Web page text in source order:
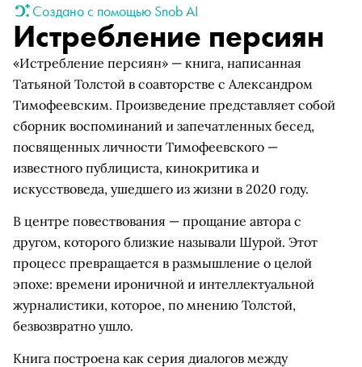
Создано с помощью Snob AI
Истребление персиян
«Истребление персиян» — книга, написанная
Татьяной Толстой в соавторстве с Александром
Тимофеевским. Произведение представляет собой
сборник воспоминаний и запечатленных бесед,
посвященных личности Тимофеевского —
известного публициста, кинокритика и
искусствоведа, ушедшего из жизни в 2020 году.
В центре повествования — прощание автора с
другом, которого близкие называли Шурой. Этот
процесс превращается в размышление о целой
эпохе: времени ироничной и интеллектуальной
журналистики, которое, по мнению Толстой,
безвозвратно ушло.
Книга построена как серия диалогов между